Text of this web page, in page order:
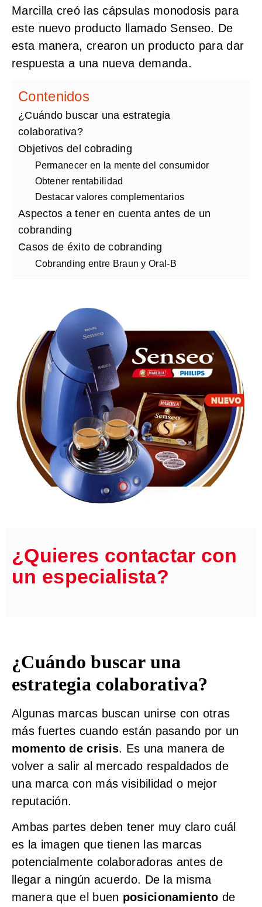
Marcilla creó las cápsulas monodosis para
este nuevo producto llamado Senseo. De
esta manera, crearon un producto para dar
respuesta a una nueva demanda.
Contenidos
¿Cuándo buscar una estrategia
colaborativa?
Objetivos del cobrading
Permanecer en la mente del consumidor
Obtener rentabilidad
Destacar valores complementarios
Aspectos a tener en cuenta antes de un
cobranding
Casos de éxito de cobranding
Cobranding entre Braun y Oral-B
¿Quieres contactar con
un especialista?
¿Cuándo buscar una
estrategia colaborativa?
Algunas marcas buscan unirse con otras
más fuertes cuando están pasando por un
momento de crisis. Es una manera de
volver a salir al mercado respaldados de
una marca con más visibilidad o mejor
reputación.
Ambas partes deben tener muy claro cuál
es la imagen que tienen las marcas
potencialmente colaboradoras antes de
llegar a ningún acuerdo. De la misma
manera que el buen posicionamiento de